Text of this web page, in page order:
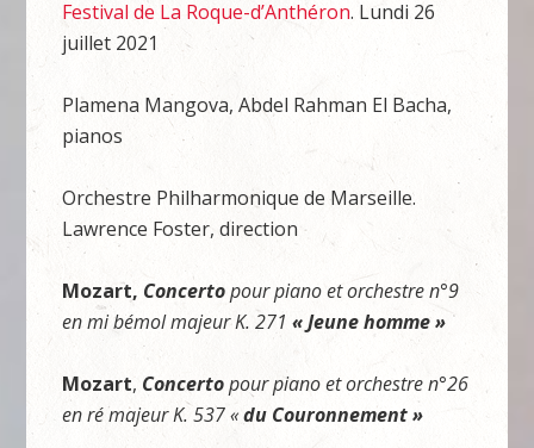
Festival de La Roque-d’Anthéron. Lundi 26
juillet 2021
Plamena Mangova, Abdel Rahman El Bacha,
pianos
Orchestre Philharmonique de Marseille.
Lawrence Foster, direction
Mozart, Concertopour piano et orchestre n°9
en mi bémol majeur K. 271« Jeune homme »
Mozart, Concertopour piano et orchestre n°26
en ré majeur K. 537 «du Couronnement »